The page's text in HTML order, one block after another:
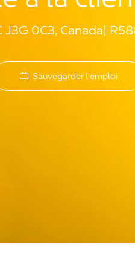
0C3, Canada
Sauvegarder l'emploi